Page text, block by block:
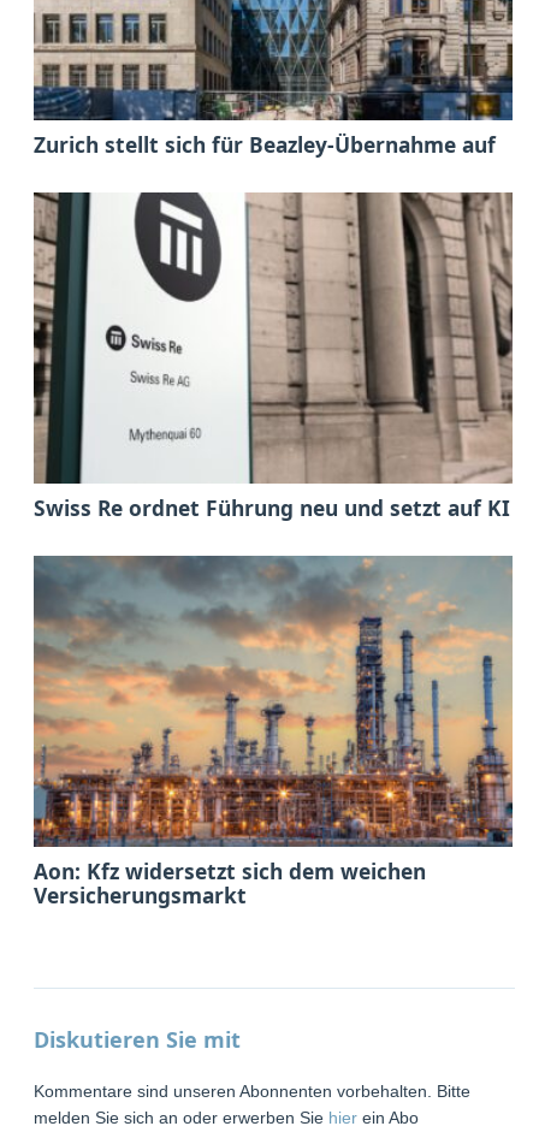
Zurich stellt sich für Beazley-Übernahme auf
Swiss Re ordnet Führung neu und setzt auf KI
Aon: Kfz widersetzt sich dem weichen
Versicherungsmarkt
Diskutieren Sie mit
Kommentare sind unseren Abonnenten vorbehalten. Bitte
melden Sie sich an oder erwerben Sie hier ein Abo